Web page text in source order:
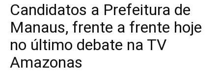
Candidatos a Prefeitura de
Manaus, frente a frente hoje
no último debate na TV
Amazonas